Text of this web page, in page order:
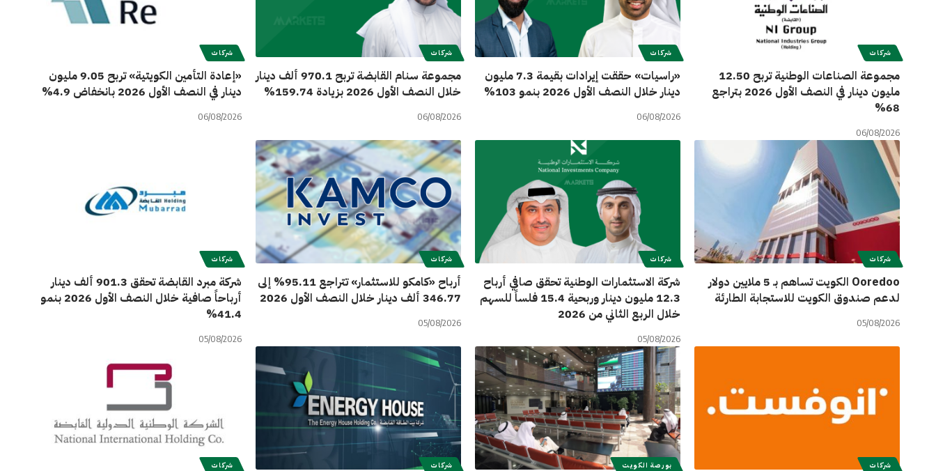
شركات
مجموعة الصناعات الوطنية تربح 12.50
مليون دينار في النصف الأول 2026 بتراجع
68%
06/08/2026
شركات
«راسيات» حققت إيرادات بقيمة 7.3 مليون
دينار خلال النصف الأول 2026 بنمو 103%
06/08/2026
شركات
مجموعة سنام القابضة تربح 970.1 ألف دينار
خلال النصف الأول 2026 بزيادة 159.74%
06/08/2026
شركات
«إعادة التأمين الكويتية» تربح 9.05 مليون
دينار في النصف الأول 2026 بانخفاض 4.9%
06/08/2026
شركات
Ooredoo الكويت تساهم بـ 5 ملايين دولار
لدعم صندوق الكويت للاستجابة الطارئة
05/08/2026
شركات
شركة الاستثمارات الوطنية تحقق صافي أرباح
12.3 مليون دينار وربحية 15.4 فلساً للسهم
خلال الربع الثاني من 2026
05/08/2026
شركات
أرباح «كامكو للاستثمار» تتراجع 95.11% إلى
346.77 ألف دينار خلال النصف الأول 2026
05/08/2026
شركات
شركة مبرد القابضة تحقق 901.3 ألف دينار
أرباحاً صافية خلال النصف الأول 2026 بنمو
41.4%
05/08/2026
شركات بورصة الكويت شركات شركات